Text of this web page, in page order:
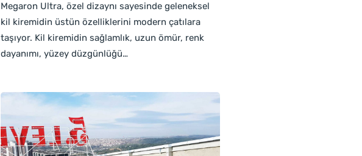
Megaron Ultra, özel dizaynı sayesinde geleneksel
kil kiremidin üstün özelliklerini modern çatılara
taşıyor. Kil kiremidin sağlamlık, uzun ömür, renk
dayanımı, yüzey düzgünlüğü…